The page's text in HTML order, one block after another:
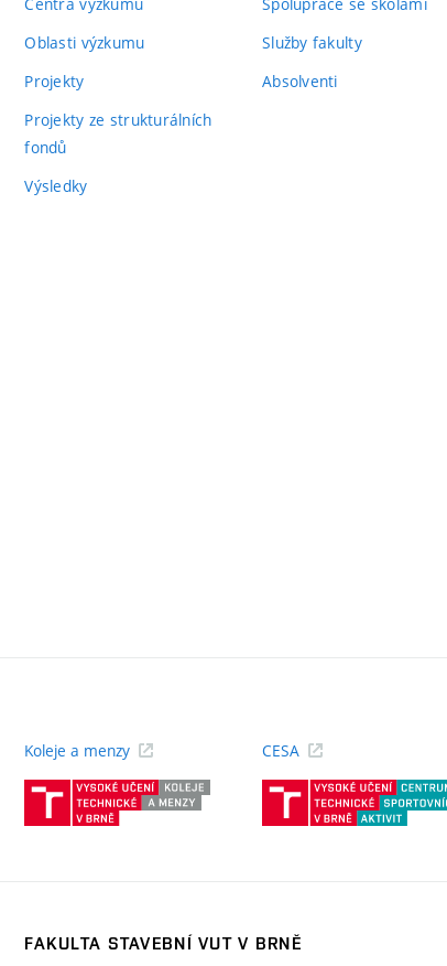
Oblasti výzkumu
Projekty
Projekty ze strukturálních
fondů
Výsledky
Služby fakulty
Absolventi
Koleje a menzy
(externí
CESA
FAKULTA STAVEBNÍ VUT V BRNĚ